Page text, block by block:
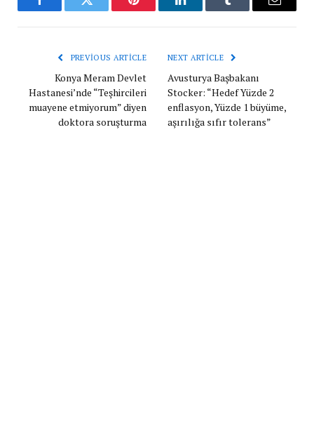
FacebookTwitter Pinterest LinkedInTumblr Email
PREVIOUS ARTICLE
Konya Meram Devlet
Hastanesi’nde “Teşhircileri
muayene etmiyorum” diyen
doktora soruşturma
NEXT ARTICLE
Avusturya Başbakanı
Stocker: “Hedef Yüzde 2
enflasyon, Yüzde 1 büyüme,
aşırılığa sıfır tolerans”